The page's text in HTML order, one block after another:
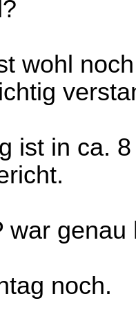
wohl
ist in ca.
war
noch.